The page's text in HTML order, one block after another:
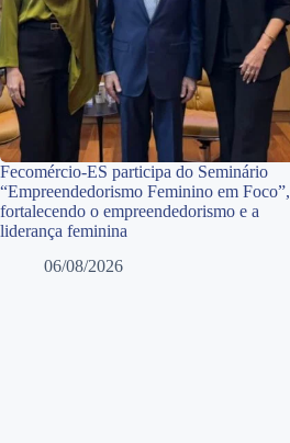
Fecomércio-ES participa do Seminário
“Empreendedorismo Feminino em Foco”,
fortalecendo o empreendedorismo e a
liderança feminina
06/08/2026